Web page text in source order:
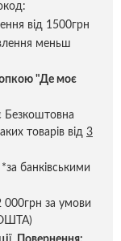
від 1500грн
меньш
"Де моє
Безкоштовна
товарів від 3
банківськими
000грн за умови